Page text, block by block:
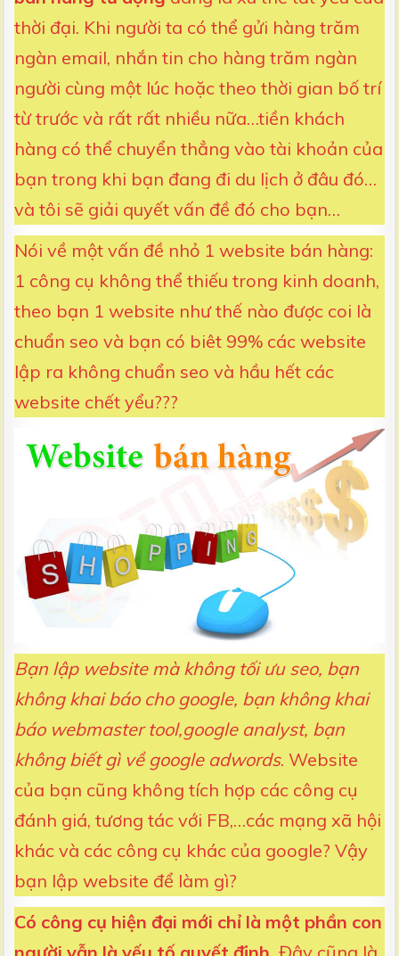
thời đại. Khi người ta có thể gửi hàng trăm
ngàn email, nhắn tin cho hàng trăm ngàn
người cùng một lúc hoặc theo thời gian bố trí
từ trước và rất rất nhiều nữa…tiền khách
hàng có thể chuyển thẳng vào tài khoản của
bạn trong khi bạn đang đi du lịch ở đâu đó…
và tôi sẽ giải quyết vấn đề đó cho bạn…
Nói về một vấn đề nhỏ 1 website bán hàng:
1 công cụ không thể thiếu trong kinh doanh,
theo bạn 1 website như thế nào được coi là
chuẩn seo và bạn có biêt 99% các website
lập ra không chuẩn seo và hầu hết các
website chết yểu???
Bạn lập website mà không tối ưu seo, bạn
không khai báo cho google, bạn không khai
báo webmaster tool,google analyst, bạn
không biết gì về google adwords. Website
của bạn cũng không tích hợp các công cụ
đánh giá, tương tác với FB,…các mạng xã hội
khác và các công cụ khác của google? Vậy
bạn lập website để làm gì?
Có công cụ hiện đại mới chỉ là một phần con